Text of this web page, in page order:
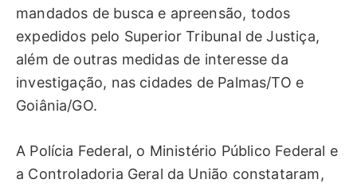
mandados de busca e apreensão, todos
expedidos pelo Superior Tribunal de Justiça,
além de outras medidas de interesse da
investigação, nas cidades de Palmas/TO e
Goiânia/GO.
A Polícia Federal, o Ministério Público Federal e
a Controladoria Geral da União constataram,